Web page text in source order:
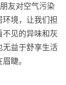
友对空气污染
境，让我们担
见的异味和灰
无益于舒享生活
睫。